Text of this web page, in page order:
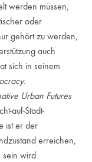
werden müssen,
oder
gehört zu werden,
auch
sich in seinem
Urban Futures
auf-Stadt-
ist er der
erreichen,
sein wird.